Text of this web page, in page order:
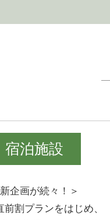
宿泊施設
企画が続々！＞
前割プランをはじめ、